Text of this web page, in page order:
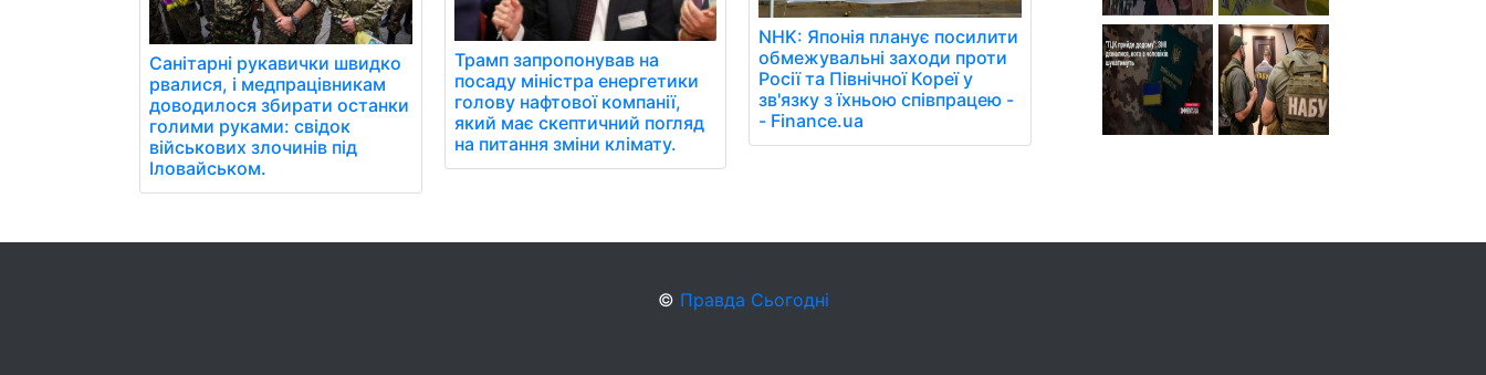
Санітарні рукавички швидко
рвалися, і медпрацівникам
доводилося збирати останки
голими руками: свідок
військових злочинів під
Іловайськом.
Трамп запропонував на
посаду міністра енергетики
голову нафтової компанії,
який має скептичний погляд
на питання зміни клімату.
NHK: Японія планує посилити
обмежувальні заходи проти
Росії та Північної Кореї у
зв'язку з їхньою співпрацею -
- Finance.ua
© Правда Сьогодні